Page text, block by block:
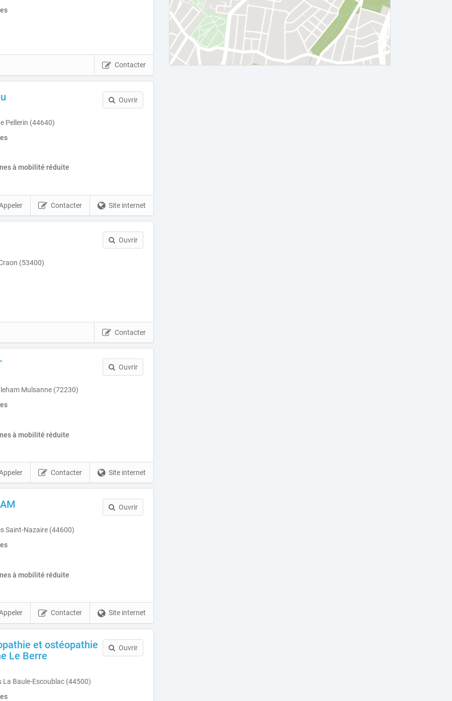
Contacter
Pellerin (44640)
à mobilité réduite
Ouvrir
Site internet
Contacter
(53400)
Ouvrir
Contacter
Mulsanne (72230)
à mobilité réduite
Ouvrir
Site internet
Contacter
Saint-Nazaire (44600)
à mobilité réduite
Ouvrir
Site internet
Contacter
et ostéopathie
Le Berre
La Baule-Escoublac (44500)
Ouvrir